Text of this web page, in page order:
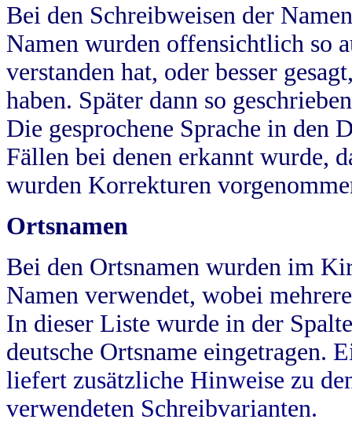
Bei den Schreibweisen der
Namen wurden offensichtlich so
verstanden hat, oder besser
haben. Später dann so
Die gesprochene Sprache in
Fällen bei denen erkannt wurde,
wurden Korrekturen
Ortsnamen
Bei den Ortsnamen wurden im
Namen verwendet, wobei
In dieser Liste wurde in der
deutsche Ortsname eingetragen.
liefert zusätzliche Hinweise zu
verwendeten Schreibvarianten.